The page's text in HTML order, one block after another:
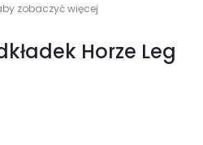
zobaczyć więcej
Horze Leg